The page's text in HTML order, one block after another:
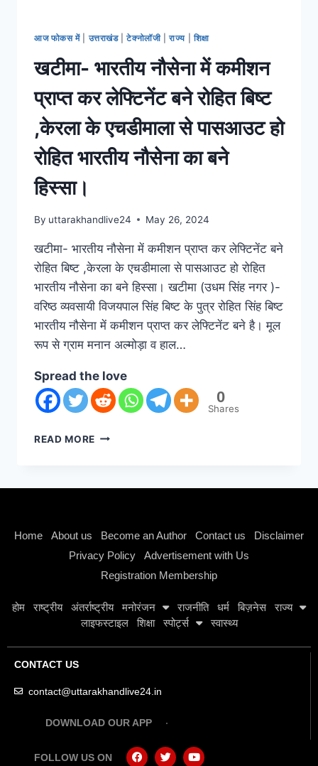
आज फोकस में| उत्तराखंड|टेक्नोलॉजी|राज्य| शिक्षा
खटीमा- भारतीय नौसेना में कमीशन
प्राप्त कर लेफ्टिनेंट बने रोहित बिष्ट
,केरला के एचडीमाला से पासआउट हो
रोहित भारतीय नौसेना का बने
हिस्सा।
By uttarakhandlive24 May 26, 2024
खटीमा- भारतीय नौसेना में कमीशन प्राप्त कर लेफ्टिनेंट बने
रोहित बिष्ट ,केरला के एचडीमाला से पासआउट हो रोहित
भारतीय नौसेना का बने हिस्सा। खटीमा (उधम सिंह नगर )-
वरिष्ठ व्यवसायी विजयपाल सिंह बिष्ट के पुत्र रोहित सिंह बिष्ट
भारतीय नौसेना में कमीशन प्राप्त कर लेफ्टिनेंट बने है। मूल
रूप से ग्राम मनान अल्मोड़ा व हाल…
Spread the love
0
Shares
READ MORE
Home About us Become an Author Contact us
Disclaimer
Privacy Policy
Advertisement with Us
Registration Membership
होम राष्ट्रीय अंतर्राष्ट्रीय मनोरंजन राजनीति धर्म बिज़नेस
राज्य
लाइफस्टाइल
शिक्षा स्पोर्ट्स स्वास्थ्य
CONTACT US
contact@uttarakhandlive24.in
DOWNLOAD OUR APP
FOLLOW US ON